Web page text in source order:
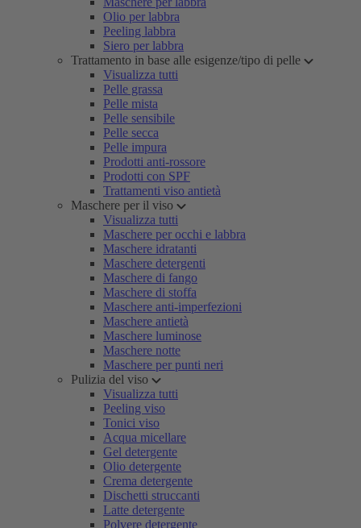
Olio per labbra
Peeling labbra
Siero per labbra
Trattamento in base alle esigenze/tipo di pelle
Visualizza tutti
Pelle grassa
Pelle mista
Pelle sensibile
Pelle secca
Pelle impura
Prodotti anti-rossore
Prodotti con SPF
Trattamenti viso antietà
Maschere per il viso
Visualizza tutti
Maschere per occhi e labbra
Maschere idratanti
Maschere detergenti
Maschere di fango
Maschere di stoffa
Maschere anti-imperfezioni
Maschere antietà
Maschere luminose
Maschere notte
Maschere per punti neri
Pulizia del viso
Visualizza tutti
Peeling viso
Tonici viso
Acqua micellare
Gel detergente
Olio detergente
Crema detergente
Dischetti struccanti
Latte detergente
Polvere detergente